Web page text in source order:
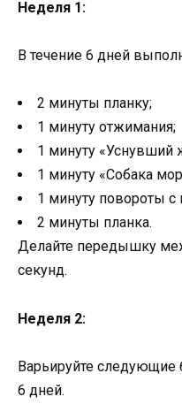
Неделя 1:
В течение 6 дней
2 минуты планку;
1 минуту отжимания;
1 минуту «Уснувший
1 минуту «Собака
1 минуту повороты с
2 минуты планка.
Делайте передышку
секунд.
Неделя 2:
Варьируйте следующие
6 дней.